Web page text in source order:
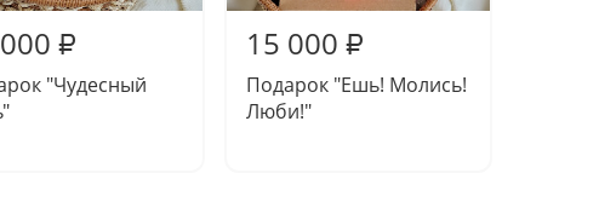
₽
"Чудесный
15 000 ₽
Подарок "Ешь! Молись!
Люби!"